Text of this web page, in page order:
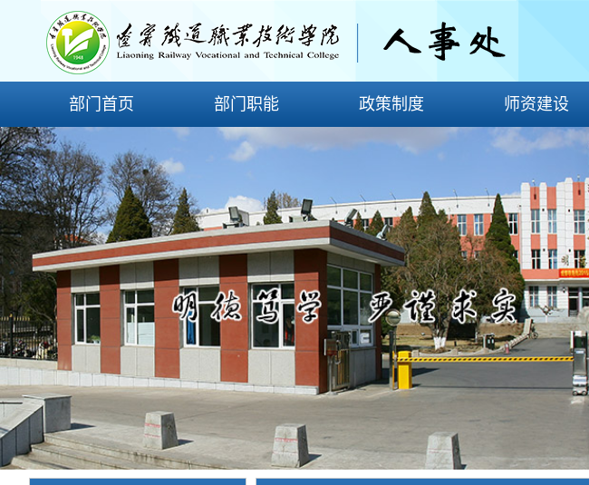
部门首页 部门职能 政策制度 师资建设